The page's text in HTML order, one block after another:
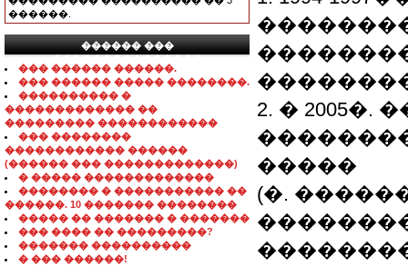
������.
������ ���
���������������
��� ������ ������.
��� ������ ����� ��������.
���������� �
������������� ��
��������� ������������
��� ��������
������������ ������
(������ ��� �������������)
� ����� �������������
�������� � ����������� ��
������. 10 ������� ��������
����� �� ������� � �������
��� ���� �� ���������?
������� ����������
� ��� ������!
2. �
�����
(�.